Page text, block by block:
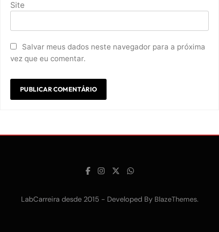
Site
Salvar meus dados neste navegador para a próxima
vez que eu comentar.
LabCarreira desde 2015 - Developed By BlazeThemes.